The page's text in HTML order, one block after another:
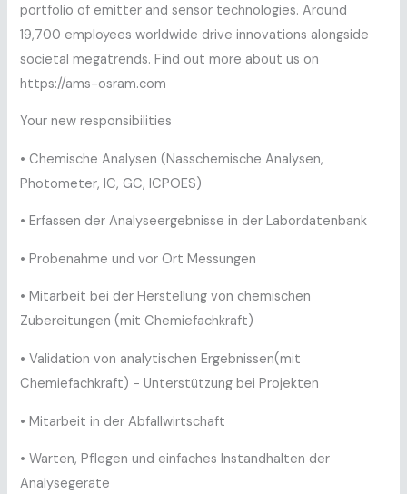
portfolio of emitter and sensor technologies. Around
19,700 employees worldwide drive innovations alongside
societal megatrends. Find out more about us on
https://ams-osram.com
Your new responsibilities
• Chemische Analysen (Nasschemische Analysen,
Photometer, IC, GC, ICPOES)
• Erfassen der Analyseergebnisse in der Labordatenbank
• Probenahme und vor Ort Messungen
• Mitarbeit bei der Herstellung von chemischen
Zubereitungen (mit Chemiefachkraft)
• Validation von analytischen Ergebnissen(mit
Chemiefachkraft) − Unterstützung bei Projekten
• Mitarbeit in der Abfallwirtschaft
• Warten, Pflegen und einfaches Instandhalten der
Analysegeräte